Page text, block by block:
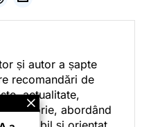
și autor a șapte
recomandări de
actualitate,
și istorie, abordând